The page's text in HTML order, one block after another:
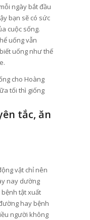
ngày bắt đầu
bạn sẽ có sức
cuộc sống.
uống vẫn
uống như thế
cho Hoàng
tối thì giống
tắc, ăn
vật chỉ nên
nay dường
tật xuất
hay bệnh
người không